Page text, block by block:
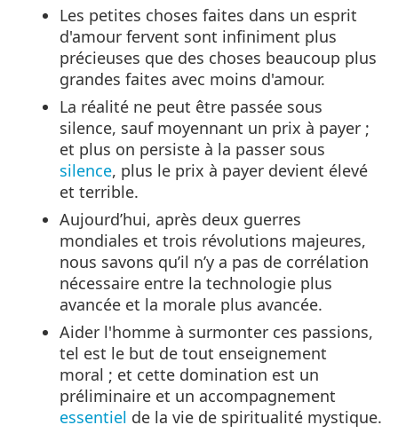
Les petites choses faites dans un esprit
d'amour fervent sont infiniment plus
précieuses que des choses beaucoup plus
grandes faites avec moins d'amour.
La réalité ne peut être passée sous
silence, sauf moyennant un prix à payer ;
et plus on persiste à la passer sous
silence, plus le prix à payer devient élevé
et terrible.
Aujourd’hui, après deux guerres
mondiales et trois révolutions majeures,
nous savons qu’il n’y a pas de corrélation
nécessaire entre la technologie plus
avancée et la morale plus avancée.
Aider l'homme à surmonter ces passions,
tel est le but de tout enseignement
moral ; et cette domination est un
préliminaire et un accompagnement
essentiel de la vie de spiritualité mystique.